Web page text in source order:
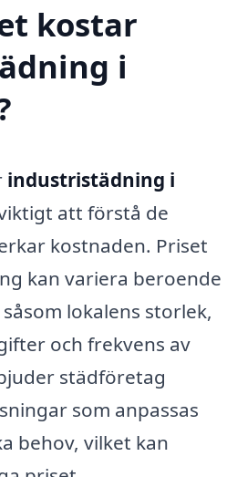
kostar
i
industristädning i
att förstå de
kostnaden. Priset
kan variera beroende
lokalens storlek,
och frekvens av
städföretag
som anpassas
behov, vilket kan